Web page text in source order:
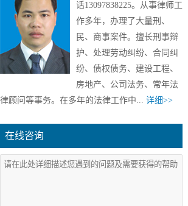
话13097838225。从事律师工
作多年，办理了大量刑、
民、商事案件。擅长刑事辩
护、处理劳动纠纷、合同纠
纷、债权债务、建设工程、
房地产、公司法务、常年法
律顾问等事务。在多年的法律工作中... 详细>>
在线咨询